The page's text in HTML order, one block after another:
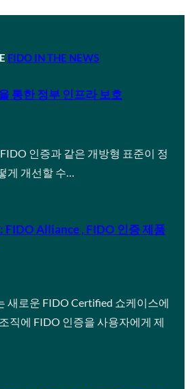
FIDO IN THE NEWS
통한 정부 인프라 보호
인증과 같은 개방형 표준이 정
게 개선할 수…
FIDO Alliance , FIDO 인증 제품
새로운 FIDO Certified 쇼케이스에
직에 FIDO 인증을 사용자에게 제